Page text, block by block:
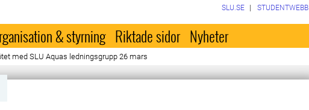
SLU.SE STUDENTWEBB
& styrning Riktade sidor Nyheter
med SLU Aquas ledningsgrupp 26 mars